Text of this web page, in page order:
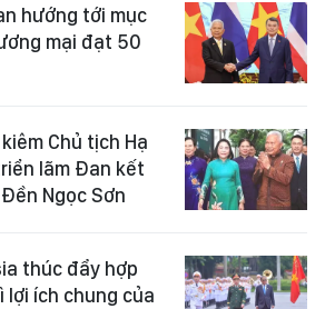
hướng tới mục
mại đạt 50
Chủ tịch Hạ
lãm Đan kết
Ngọc Sơn
thúc đẩy hợp
lợi ích chung của